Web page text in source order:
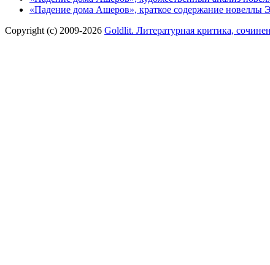
«Падение дома Ашеров», краткое содержание новеллы
Copyright (c) 2009-2026 Goldlit. Литературная критика,